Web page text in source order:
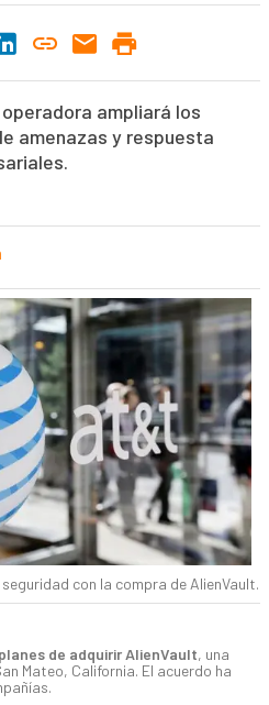
ampliará los
amenazas y respuesta
con la compra de AlienVault.
de adquirir AlienVault, una
Mateo, California. El acuerdo ha